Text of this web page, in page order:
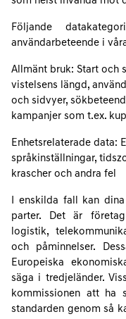
Följande
användarbeteende i
Allmänt bruk: Start och
vistelsens längd,
och sidvyer,
kampanjer som t.ex.
Enhetsrelaterade data:
språkinställningar,
krascher och andra fel
I enskilda fall kan
parter. Det är
logistik,
och påminnelser.
Europeiska
säga i tredjeländer.
kommissionen att ha
standarden genom så